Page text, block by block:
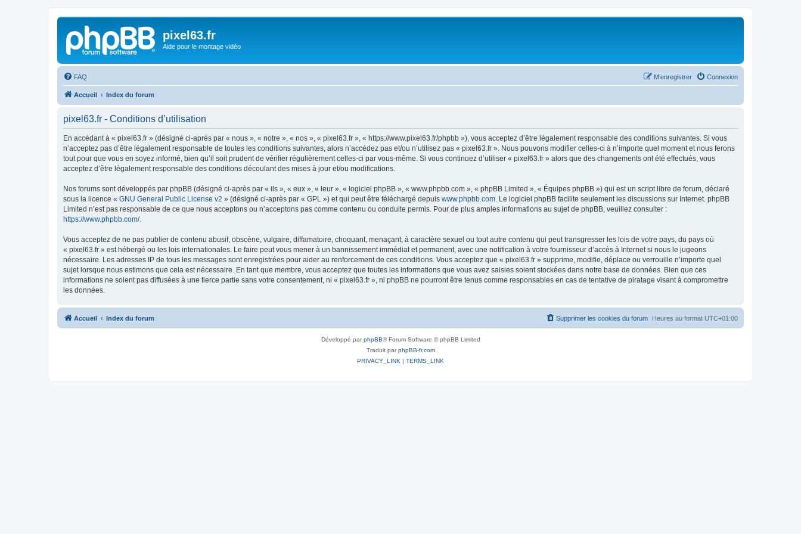
pixel63.fr
Aide pour le montage vidéo
FAQ Connexion
M’enregistrer
Accueil Index du forum
pixel63.fr - Conditions d’utilisation
En accédant à « pixel63.fr » (désigné ci-après par « nous », « notre », « nos », « pixel63.fr », « https://www.pixel63.fr/phpbb »), vous acceptez d’être légalement responsable des conditions suivantes. Si vous
n’acceptez pas d’être légalement responsable de toutes les conditions suivantes, alors n’accédez pas et/ou n’utilisez pas « pixel63.fr ». Nous pouvons modifier celles-ci à n’importe quel moment et nous ferons
tout pour que vous en soyez informé, bien qu’il soit prudent de vérifier régulièrement celles-ci par vous-même. Si vous continuez d’utiliser « pixel63.fr » alors que des changements ont été effectués, vous
acceptez d’être légalement responsable des conditions découlant des mises à jour et/ou modifications.
Nos forums sont développés par phpBB (désigné ci-après par « ils », « eux », « leur », « logiciel phpBB », « www.phpbb.com », « phpBB Limited », « Équipes phpBB ») qui est un script libre de forum, déclaré
sous la licence « GNU General Public License v2 » (désigné ci-après par « GPL ») et qui peut être téléchargé depuis www.phpbb.com . Le logiciel phpBB facilite seulement les discussions sur Internet. phpBB
Limited n’est pas responsable de ce que nous acceptons ou n’acceptons pas comme contenu ou conduite permis. Pour de plus amples informations au sujet de phpBB, veuillez consulter :
https://www.phpbb.com/.
Vous acceptez de ne pas publier de contenu abusif, obscène, vulgaire, diffamatoire, choquant, menaçant, à caractère sexuel ou tout autre contenu qui peut transgresser les lois de votre pays, du pays où
« pixel63.fr » est hébergé ou les lois internationales. Le faire peut vous mener à un bannissement immédiat et permanent, avec une notification à votre fournisseur d’accès à Internet si nous le jugeons
nécessaire. Les adresses IP de tous les messages sont enregistrées pour aider au renforcement de ces conditions. Vous acceptez que « pixel63.fr » supprime, modifie, déplace ou verrouille n’importe quel
sujet lorsque nous estimons que cela est nécessaire. En tant que membre, vous acceptez que toutes les informations que vous avez saisies soient stockées dans notre base de données. Bien que ces
informations ne soient pas diffusées à une tierce partie sans votre consentement, ni « pixel63.fr », ni phpBB ne pourront être tenus comme responsables en cas de tentative de piratage visant à compromettre
les données.
Accueil Index du forum Heures au format UTC+01:00
Supprimer les cookies du forum
Développé parphpBB® Forum Software © phpBB Limited
Traduit parphpBB-fr.com
PRIVACY_LINK | TERMS_LINK